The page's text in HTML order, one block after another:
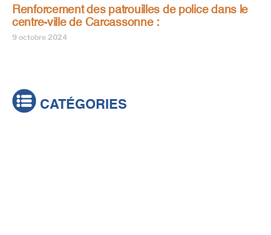
Renforcement des patrouilles de police dans le
centre-ville de Carcassonne :
9 octobre 2024
CATÉGORIES